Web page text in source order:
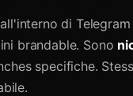
di
brandable. Sono
specifiche.